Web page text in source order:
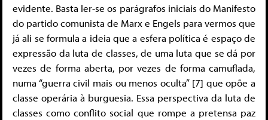
evidente. Basta ler-se os parágrafos iniciais do Manifesto
do partido comunista de Marx e Engels para vermos que
já ali se formula a ideia que a esfera política é espaço de
expressão da luta de classes, de uma luta que se dá por
vezes de forma aberta, por vezes de forma camuflada,
numa “guerra civil mais ou menos oculta” [7] que opõe a
classe operária à burguesia. Essa perspectiva da luta de
classes como conflito social que rompe a pretensa paz